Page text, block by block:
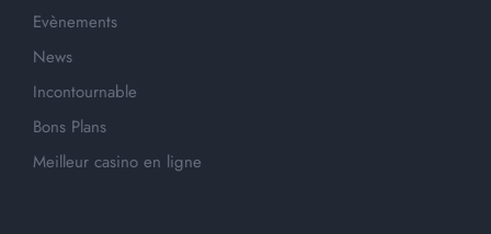
Evènements
News
Incontournable
Bons Plans
Meilleur casino en ligne